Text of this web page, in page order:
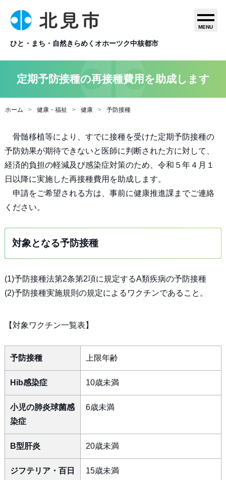
ひと・まち・自然きらめくオホーツク中核都市
MENU
定期予防接種の再接種費用を助成します
ホーム 健康・福祉 健康 予防接種
骨髄移植等により、すでに接種を受けた定期予防接種の
予防効果が期待できないと医師に判断された方に対して、
経済的負担の軽減及び感染症対策のため、令和５年４月１
日以降に実施した再接種費用を助成します。
申請をご希望される方は、事前に健康推進課までご連絡
ください。
対象となる予防接種
(1)予防接種法第2条第2項に規定するA類疾病の予防接種
(2)予防接種実施規則の規定によるワクチンであること。
【対象ワクチン一覧表】
予防接種 上限年齢
Hib感染症 10歳未満
小児の肺炎球菌感
染症
6歳未満
B型肝炎 20歳未満
ジフテリア・百日
15歳未満